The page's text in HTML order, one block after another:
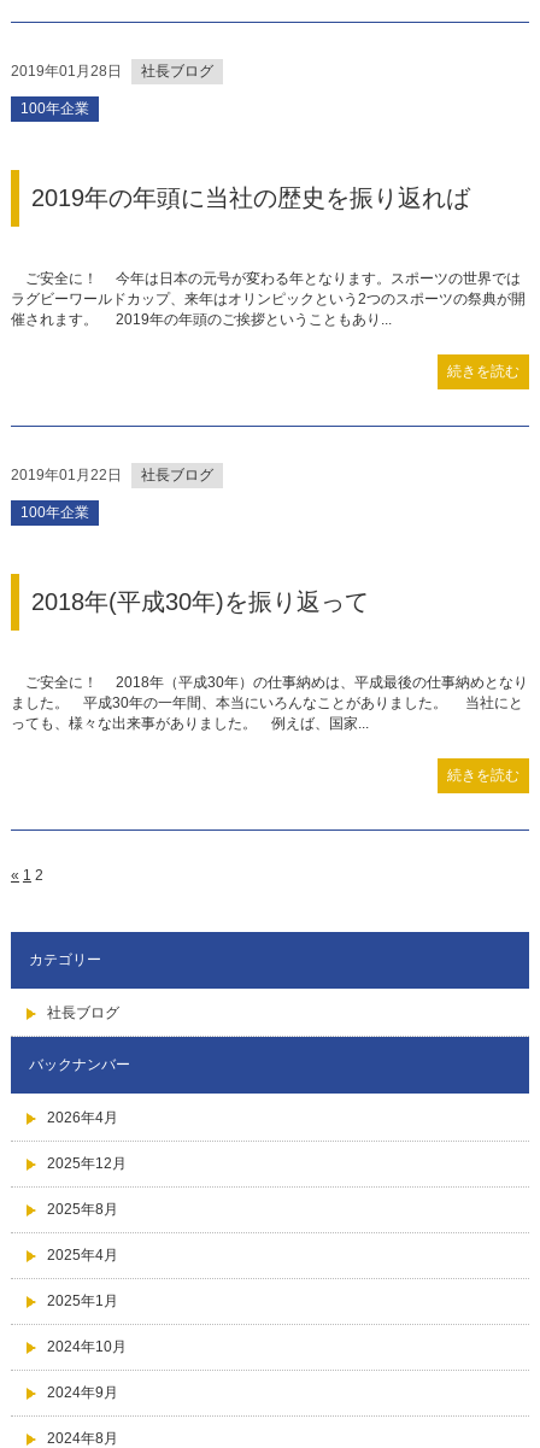
2019年01月28日 社長ブログ
100年企業
2019年の年頭に当社の歴史を振り返れば
ご安全に！ 今年は日本の元号が変わる年となります。スポーツの世界では
ラグビーワールドカップ、来年はオリンピックという2つのスポーツの祭典が開
催されます。 2019年の年頭のご挨拶ということもあり...
続きを読む
2019年01月22日 社長ブログ
100年企業
2018年(平成30年)を振り返って
ご安全に！ 2018年（平成30年）の仕事納めは、平成最後の仕事納めとなり
ました。 平成30年の一年間、本当にいろんなことがありました。 当社にと
っても、様々な出来事がありました。 例えば、国家...
続きを読む
« 1 2
カテゴリー
社長ブログ
バックナンバー
2026年4月
2025年12月
2025年8月
2025年4月
2025年1月
2024年10月
2024年9月
2024年8月